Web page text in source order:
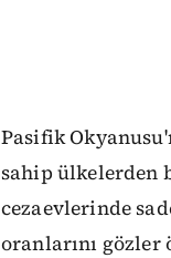
Pasifik
sahip ülkelerden
cezaevlerinde
oranlarını gözler